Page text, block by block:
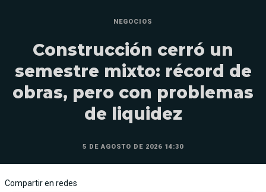
NEGOCIOS
Construcción cerró un
semestre mixto: récord de
obras, pero con problemas
de liquidez
5 DE AGOSTO DE 2026 14:30
Compartir en redes